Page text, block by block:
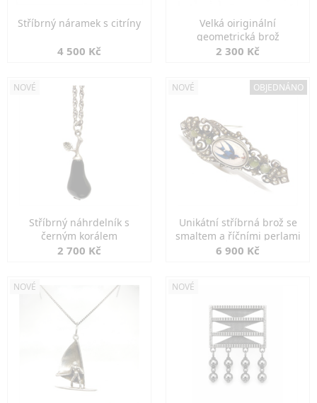
Stříbrný náramek s citríny
4 500 Kč
Velká oiriginální
geometrická brož
2 300 Kč
NOVÉ
Stříbrný náhrdelník s
černým korálem
2 700 Kč
NOVÉ OBJEDNÁNO
Unikátní stříbrná brož se
smaltem a říčními perlami
6 900 Kč
NOVÉ NOVÉ